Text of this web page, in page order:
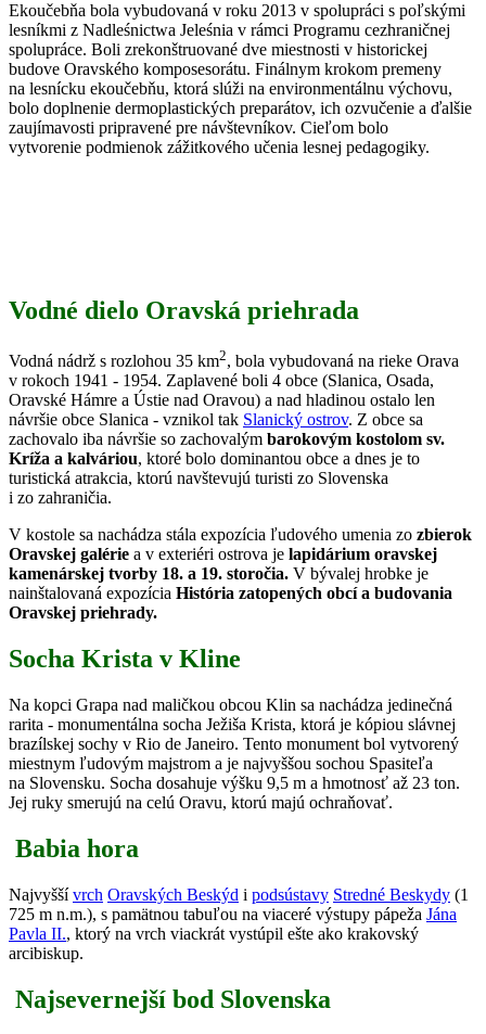
Ekoučebňa bola vybudovaná v roku 2013 v spolupráci s poľskými
lesníkmi z Nadleśnictwa Jeleśnia v rámci Programu cezhraničnej
spolupráce. Boli zrekonštruované dve miestnosti v historickej
budove Oravského komposesorátu. Finálnym krokom premeny
na lesnícku ekoučebňu, ktorá slúži na environmentálnu výchovu,
bolo doplnenie dermoplastických preparátov, ich ozvučenie a ďalšie
zaujímavosti pripravené pre návštevníkov. Cieľom bolo
vytvorenie podmienok zážitkového učenia lesnej pedagogiky.
Vodné dielo Oravská priehrada
Vodná nádrž s rozlohou 35 km2, bola vybudovaná na rieke Orava
v rokoch 1941 - 1954. Zaplavené boli 4 obce (Slanica, Osada,
Oravské Hámre a Ústie nad Oravou) a nad hladinou ostalo len
návršie obce Slanica - vznikol tak Slanický ostrov. Z obce sa
zachovalo iba návršie so zachovalým barokovým kostolom sv.
Kríža a kalváriou, ktoré bolo dominantou obce a dnes je to
turistická atrakcia, ktorú navštevujú turisti zo Slovenska
i zo zahraničia.
V kostole sa nachádza stála expozícia ľudového umenia zo zbierok
Oravskej galérie a v exteriéri ostrova je lapidárium oravskej
kamenárskej tvorby 18. a 19. storočia. V bývalej hrobke je
nainštalovaná expozícia História zatopených obcí a budovania
Oravskej priehrady.
Socha Krista v Kline
Na kopci Grapa nad maličkou obcou Klin sa nachádza jedinečná
rarita - monumentálna socha Ježiša Krista, ktorá je kópiou slávnej
brazílskej sochy v Rio de Janeiro. Tento monument bol vytvorený
miestnym ľudovým majstrom a je najvyššou sochou Spasiteľa
na Slovensku. Socha dosahuje výšku 9,5 m a hmotnosť až 23 ton.
Jej ruky smerujú na celú Oravu, ktorú majú ochraňovať.
Babia hora
Najvyššívrch Oravských Beskýd i podsústavy Stredné Beskydy (1
725 m n.m.), s pamätnou tabuľou na viaceré výstupy pápeža Jána
Pavla II., ktorý na vrch viackrát vystúpil ešte ako krakovský
arcibiskup.
Najsevernejší bod Slovenska